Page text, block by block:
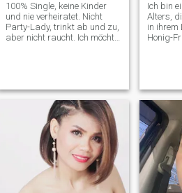
100% Single, keine Kinder
und nie verheiratet. Nicht
Party-Lady, trinkt ab und zu,
aber nicht raucht. Ich möchte
wachsen zu lassen. Ich liebe
Tiere, besonders Hunde und
Katzen. Nun, Kochen, Essen
ist nicht wirklich wie 5 Sterne
Restaurants, aber kann
schmackhafter sein. Auf der
Suche nach einer ernsthaften
Beziehung. Verschwenden
Sie nicht die Zeit, wenn Sie
nicht wirklich eine
Ich bin
Alters,
in ihrem
Honig-
würde.
ich will
möchte
gleichen
möchte
möchte